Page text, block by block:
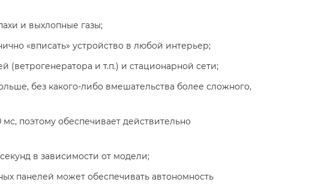
и выхлопные газы;
«вписать» устройство в любой интерьер;
и т.п.) и стационарной сети;
без какого-либо вмешательства более сложного,
поэтому обеспечивает действительно
в зависимости от модели;
панелей может обеспечивать автономность